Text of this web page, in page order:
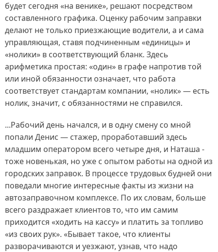
будет сегодня «на венике», решают посредством
составленного графика. Оценку рабочим заправки
делают не только приезжающие водители, а и сама
управляющая, ставя подчиненным «единицы» и
«нолики» в соответствующий бланк. Здесь
арифметика простая: «один» в графе напротив той
или иной обязанности означает, что работа
соответствует стандартам компании, «нолик» — есть
нолик, значит, с обязанностями не справился.
...Рабочий день начался, и в одну смену со мной
попали Денис — стажер, проработавший здесь
младшим оператором всего четыре дня, и Наташа -
тоже новенькая, но уже с опытом работы на одной из
городских заправок. В процессе трудовых будней они
поведали многие интересные факты из жизни на
автозаправочном комплексе. По их словам, больше
всего раздражает клиентов то, что им самим
приходится «ходить на кассу» и платить за топливо
«из своих рук». «Бывает такое, что клиенты
разворачиваются и уезжают, узнав, что надо